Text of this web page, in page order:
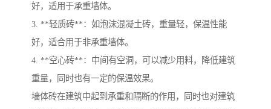
好，适用于承重墙体。
3. **轻质砖**：如泡沫混凝土砖，重量轻，保温性能
好，适合用于非承重墙体。
4. **空心砖**：中间有空洞，可以减少用料，降低建筑
重量，同时也有一定的保温效果。
墙体砖在建筑中起到承重和隔断的作用，同时也对建筑